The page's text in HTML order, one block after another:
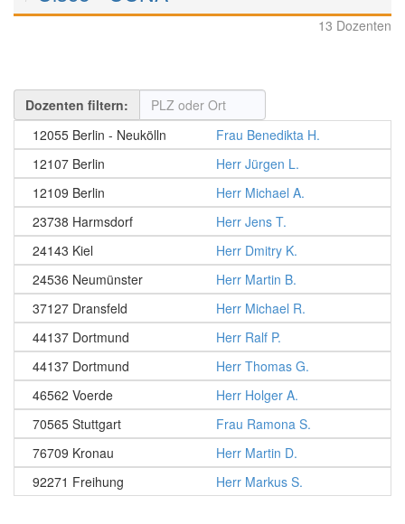
13 Dozenten
Dozenten filtern:
12055 Berlin - Neukölln
Frau Benedikta H.
12107 Berlin
Herr Jürgen L.
12109 Berlin
Herr Michael A.
23738 Harmsdorf
Herr Jens T.
24143 Kiel
Herr Dmitry K.
24536 Neumünster
Herr Martin B.
37127 Dransfeld
Herr Michael R.
44137 Dortmund
Herr Ralf P.
44137 Dortmund
Herr Thomas G.
46562 Voerde
Herr Holger A.
70565 Stuttgart
Frau Ramona S.
76709 Kronau
Herr Martin D.
92271 Freihung
Herr Markus S.